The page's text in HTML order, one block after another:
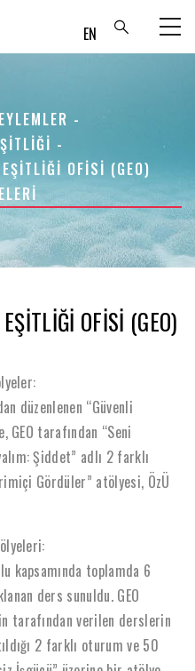
-
-
OFİSİ (GEO)
OFİSİ (GEO)
düzenlenen “Güvenli
tarafından “Seni
Şiddet” adlı 2 farklı
Gördüler” atölyesi, ÖzÜ
kapsamında toplamda 6
ders sunuldu. GEO
tarafından verilen derslerin
2 farklı oturum ve 50